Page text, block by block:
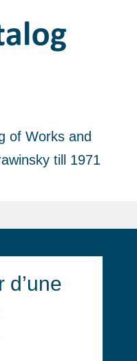
of Works and
till 1971
d’une